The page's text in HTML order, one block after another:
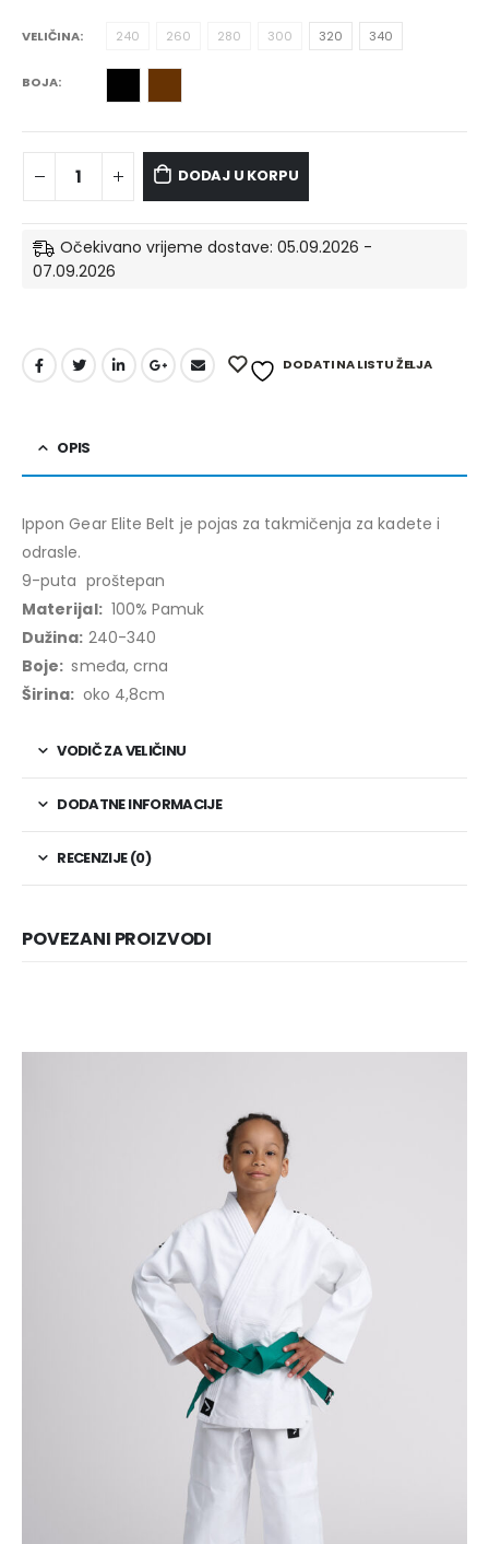
VELIČINA 240 260 280 300 320 340
BOJA
DODAJ U KORPU
Očekivano vrijeme dostave: 05.09.2026 -
07.09.2026
DODATI NA LISTU ŽELJA
OPIS
Ippon Gear Elite Belt je pojas za takmičenja za kadete i
odrasle.
9-puta proštepan
Materijal:100% Pamuk
Dužina: 240-340
Boje: smeđa, crna
Širina: oko 4,8cm
VODIČ ZA VELIČINU
DODATNE INFORMACIJE
RECENZIJE (0)
POVEZANI PROIZVODI